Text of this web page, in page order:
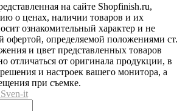
на сайте Shopfinish.ru,
о ценах, наличии товаров и их
ознакомительный характер и не
офертой, определяемой положениями ст.
и цвет представленных товаров
отличаться от оригинала продукции, в
и настроек вашего монитора, а
при съемке.
it